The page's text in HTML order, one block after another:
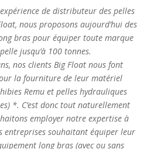
de distributeur des pelles
nous proposons aujourd’hui des
bras pour équiper toute marque
jusqu’à 100 tonnes.
nos clients Big Float nous font
la fourniture de leur matériel
Remu et pelles hydrauliques
*. C’est donc tout naturellement
employer notre expertise à
entreprises souhaitant équiper leur
long bras (avec ou sans